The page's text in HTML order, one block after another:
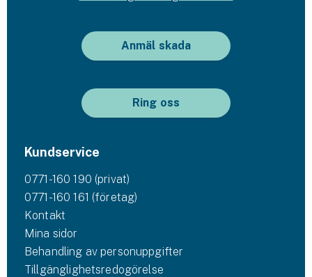
Anmäl skada
Ring oss
Kundservice
0771-160 190 (privat)
0771-160 161 (företag)
Kontakt
Mina sidor
Behandling av personuppgifter
Tillgänglighetsredogörelse